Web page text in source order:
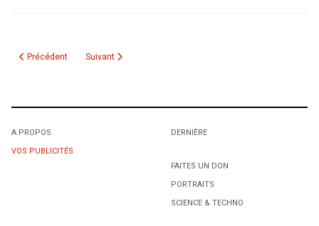
Article précédent : Résultat du tirage des livres "Notre ami Bouteflika - De
Précédent Article suivant : Résultat du tirage des livres "Jacques
Suivant
A PROPOS
VOS PUBLICITÉS
DERNIÈRE
FAITES UN DON
PORTRAITS
SCIENCE & TECHNO